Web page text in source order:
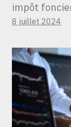
impôt
8 juillet 2024